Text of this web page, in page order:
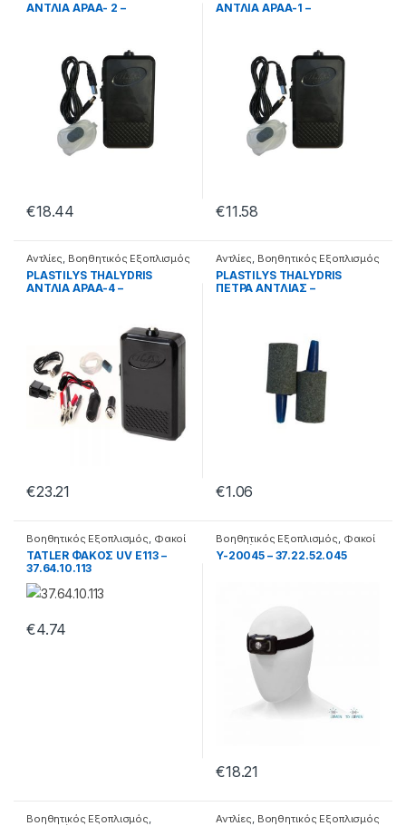
ΑΝΤΛΙΑ APAA- 2 –
€18.44
ΑΝΤΛΙΑ APAA-1 –
€11.58
Αντλίες, Βοηθητικός Εξοπλισμός
PLASTILYS THALYDRIS
ΑΝΤΛΙΑ APAA-4 –
€23.21
Αντλίες, Βοηθητικός Εξοπλισμός
PLASTILYS THALYDRIS
ΠΕΤΡΑ ΑΝΤΛΙΑΣ –
€1.06
Βοηθητικός Εξοπλισμός, Φακοί
uv
TATLER ΦΑΚΟΣ UV E113 –
37.64.10.113
€4.74
Βοηθητικός Εξοπλισμός, Φακοί
κεφαλής
Y-20045 – 37.22.52.045
€18.21
Βοηθητικός Εξοπλισμός Αντλίες Βοηθητικός Εξοπλισμός